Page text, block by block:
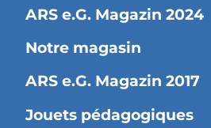
ARS e.G. Magazin 2024
Notre magasin
ARS e.G. Magazin 2017
Jouets pédagogiques